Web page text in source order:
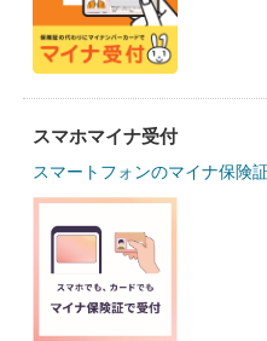
スマホマイナ受付
スマートフォンのマイナ保険